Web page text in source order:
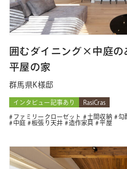
囲むダイニング×中庭の
平屋の家
群馬県K様邸
インタビュー記事あり RasiCras
ファミリークローゼット 土間収納 勾
中庭
板張り天井 造作家具 平屋